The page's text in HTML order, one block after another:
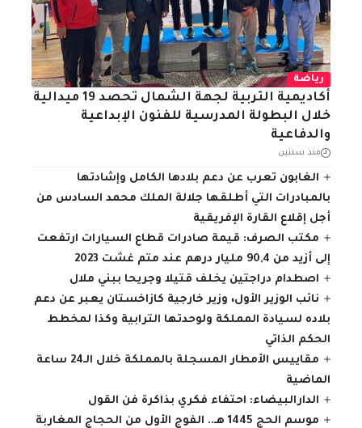
رياضة
أكاديمية التربية لجهة الشمال تحصد 19 ميدالية
خلال البطولة المدرسية للفنون الإبداعية
والدفاعية
منذ سنتين
الغابون تعرب عن دعم بلادها الكامل وإشادتها
بالمبادرات التي أطلقها جلالة الملك محمد السادس من
أجل إقلاع القارة الإفريقية
مكتب الصرف: قيمة صادرات قطاع السيارات ارتفعت
إلى أزيد من 90,4 مليار درهم عند متم غشت 2023
اصطدام دراجتين يخلف قتيلا وجريحا ببني ملال
نائب الوزير الأول، وزير خارجية كازاخستان يعبر عن دعم
بلاده لسيادة المملكة ولوحدتها الترابية وكذا لمخطط
الحكم الذاتي
مقاييس الأمطار المسجلة بالمملكة خلال الـ24 ساعة
الماضية
الدارالبيضاء: احتفاء فكري بذاكرة فن القول
موسم الحج 1445 هـ.. الفوج الأول من الحجاج المغاربة